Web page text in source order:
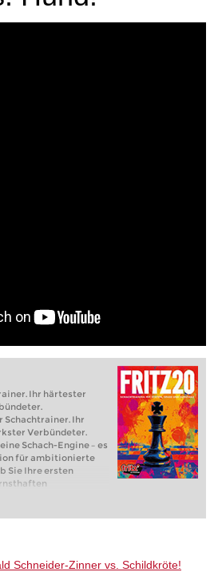
Ihr härtester
Schachtrainer. Ihr
Verbündeter.
Schach-Engine – es
für ambitionierte
Sie Ihre ersten
bereits auf
FRITZ 20 trainieren
und individueller als
Schneider-Zinner vs. Schildkröte!